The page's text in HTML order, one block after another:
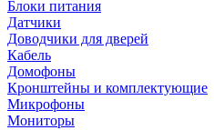
Блоки питания
Датчики
Доводчики для дверей
Кабель
Домофоны
Кронштейны и комплектующие
Микрофоны
Мониторы